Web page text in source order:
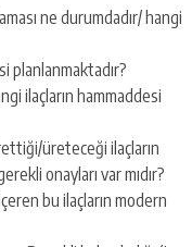
ne durumdadır/ hangi
planlanmaktadır?
ilaçların hammaddesi
üreteceği ilaçların
onayları var mıdır?
bu ilaçların modern